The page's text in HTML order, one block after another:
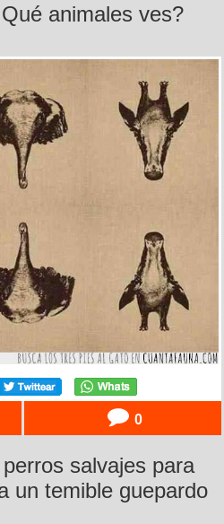
animales ves?
0
salvajes para
un temible guepardo